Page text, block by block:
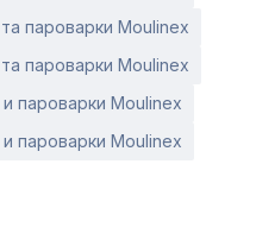
пароварки Moulinex
пароварки Moulinex
пароварки Moulinex
пароварки Moulinex